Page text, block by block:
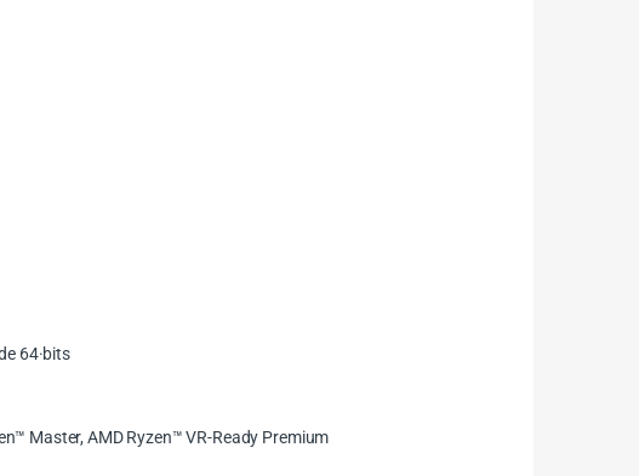
64·bits
Master, AMD Ryzen™ VR-Ready Premium